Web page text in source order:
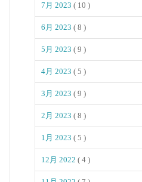
7月 2023 ( 10 )
6月 2023 ( 8 )
5月 2023 ( 9 )
4月 2023 ( 5 )
3月 2023 ( 9 )
2月 2023 ( 8 )
1月 2023 ( 5 )
12月 2022 ( 4 )